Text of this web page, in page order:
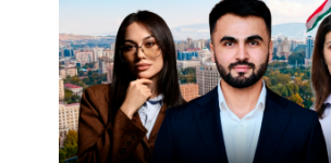
ВИДА
НОВОГО
УСТРОЙСТВА
ОТ
OPENAI